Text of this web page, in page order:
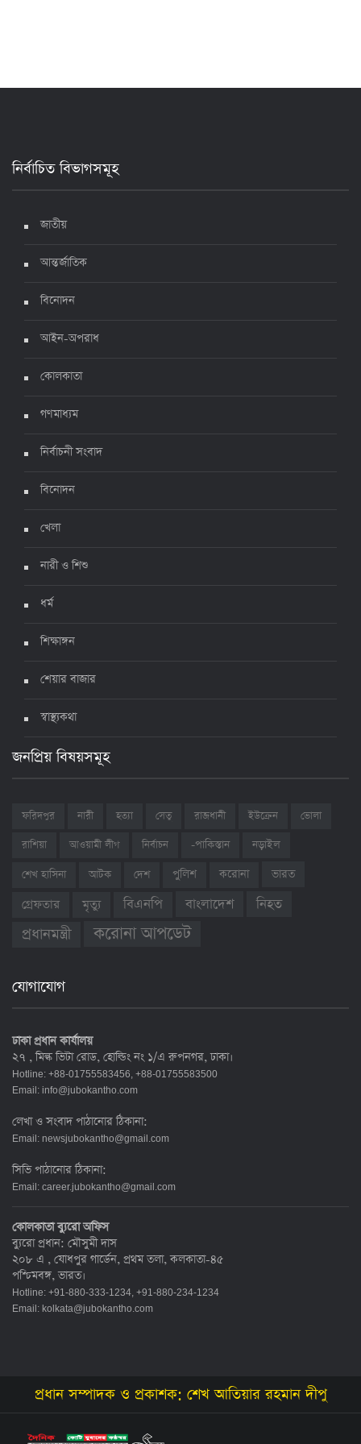
নির্বাচিত বিভাগসমূহ
জাতীয়
আন্তর্জাতিক
বিনোদন
আইন-অপরাধ
কোলকাতা
গণমাধ্যম
নির্বাচনী সংবাদ
বিনোদন
খেলা
নারী ও শিশু
ধর্ম
শিক্ষাঙ্গন
শেয়ার বাজার
স্বাস্থ্যকথা
জনপ্রিয় বিষয়সমূহ
ফরিদপুর নারী হত্যা সেতু রাজধানী ইউক্রেন
ভোলা
রাশিয়া
আওয়ামী লীগ নির্বাচন -পাকিস্তান নড়াইল
শেখ হাসিনা আটক দেশ পুলিশ করোনা
ভারত
গ্রেফতার
মৃত্যু বিএনপি বাংলাদেশ নিহত
প্রধানমন্ত্রী করোনা আপডেট
যোগাযোগ
ঢাকা প্রধান কার্যালয়
২৭ , মিল্ক ভিটা রোড, হোল্ডিং নং ১/এ রুপনগর, ঢাকা।
Hotline: +88-01755583456, +88-01755583500
Email: info@jubokantho.com
লেখা ও সংবাদ পাঠানোর ঠিকানা:
Email: newsjubokantho@gmail.com
সিভি পাঠানোর ঠিকানা:
Email: career.jubokantho@gmail.com
কোলকাতা ব্যুরো অফিস
ব্যুরো প্রধান: মৌসুমী দাস
২০৮ এ , যোধপুর গার্ডেন, প্রথম তলা, কলকাতা-৪৫
পশ্চিমবঙ্গ, ভারত।
Hotline: +91-880-333-1234, +91-880-234-1234
Email: kolkata@jubokantho.com
প্রধান সম্পাদক ও প্রকাশক: শেখ আতিয়ার রহমান দীপু